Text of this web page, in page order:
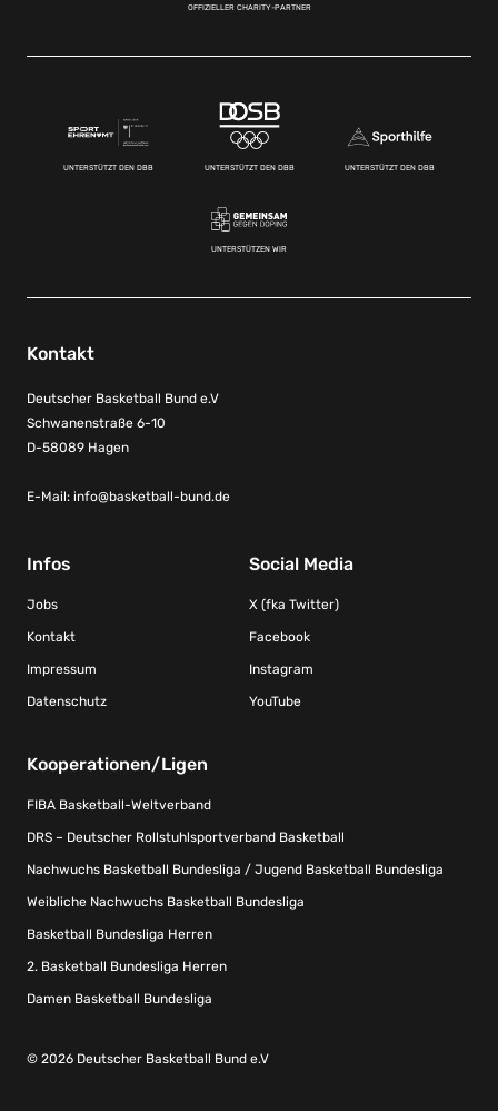
OFFIZIELLER CHARITY-PARTNER
UNTERSTÜTZT DEN DBB UNTERSTÜTZT DEN DBB UNTERSTÜTZT DEN DBB
UNTERSTÜTZEN WIR
Kontakt
Deutscher Basketball Bund e.V
Schwanenstraße 6-10
D-58089 Hagen
E-Mail: info@basketball-bund.de
Infos
Jobs
Kontakt
Impressum
Datenschutz
Social Media
X (fka Twitter)
Facebook
Instagram
YouTube
Kooperationen/Ligen
FIBA Basketball-Weltverband
DRS – Deutscher Rollstuhlsportverband Basketball
Nachwuchs Basketball Bundesliga / Jugend Basketball Bundesliga
Weibliche Nachwuchs Basketball Bundesliga
Basketball Bundesliga Herren
2. Basketball Bundesliga Herren
Damen Basketball Bundesliga
© 2026 Deutscher Basketball Bund e.V